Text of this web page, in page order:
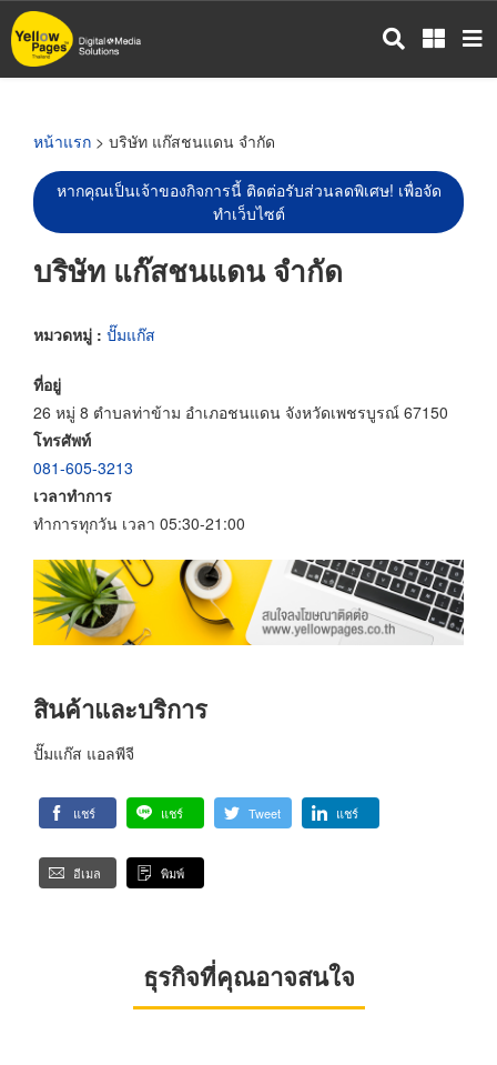
ข้าม
ไป
หน้าแรก > บริษัท แก๊สชนแดน จำกัด
หากคุณเป็นเจ้าของกิจการนี้ ติดต่อรับส่วนลดพิเศษ! เพื่อจัด
ทำเว็บไซต์
บริษัท แก๊สชนแดน จำกัด
หมวดหมู่ : ปั๊มแก๊ส
ที่อยู่
26 หมู่ 8 ตำบลท่าข้าม อำเภอชนแดน จังหวัดเพชรบูรณ์ 67150
โทรศัพท์
081-605-3213
เวลาทำการ
ทำการทุกวัน เวลา 05:30-21:00
สินค้าและบริการ
ปั๊มแก๊ส แอลพีจี
แชร์ แชร์ Tweet แชร์
อีเมล พิมพ์
ธุรกิจที่คุณอาจสนใจ